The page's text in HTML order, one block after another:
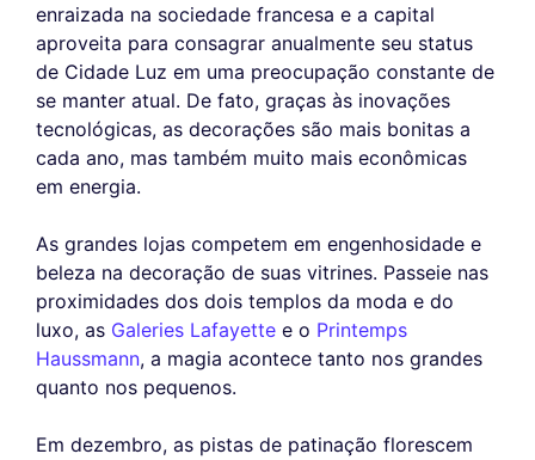
enraizada na sociedade francesa e a capital
aproveita para consagrar anualmente seu status
de Cidade Luz em uma preocupação constante de
se manter atual. De fato, graças às inovações
tecnológicas, as decorações são mais bonitas a
cada ano, mas também muito mais econômicas
em energia.
As grandes lojas competem em engenhosidade e
beleza na decoração de suas vitrines. Passeie nas
proximidades dos dois templos da moda e do
luxo, as Galeries Lafayette e o Printemps
Haussmann, a magia acontece tanto nos grandes
quanto nos pequenos.
Em dezembro, as pistas de patinação florescem